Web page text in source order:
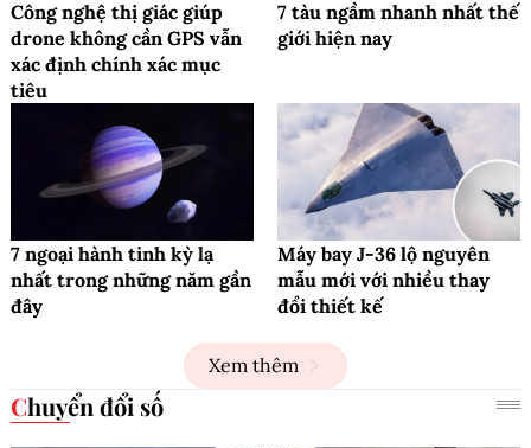
Công nghệ thị giác giúp
drone không cần GPS vẫn
xác định chính xác mục
tiêu
7 tàu ngầm nhanh nhất thế
giới hiện nay
7 ngoại hành tinh kỳ lạ
nhất trong những năm gần
đây
Máy bay J-36 lộ nguyên
mẫu mới với nhiều thay
đổi thiết kế
Xem thêm
Chuyển đổi số